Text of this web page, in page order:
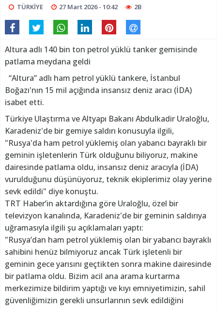
TÜRKİYE 27 Mart 2026 - 10:42 2B
Altura adlı 140 bin ton petrol yüklü tanker gemisinde
patlama meydana geldi
“Altura” adlı ham petrol yüklü tankere, İstanbul
Boğazı'nın 15 mil açığında insansız deniz aracı (İDA)
isabet etti.
Türkiye Ulaştırma ve Altyapı Bakanı Abdulkadir Uraloğlu,
Karadeniz'de bir gemiye saldırı konusuyla ilgili,
"Rusya'da ham petrol yüklemiş olan yabancı bayraklı bir
geminin işletenlerin Türk olduğunu biliyoruz, makine
dairesinde patlama oldu, insansız deniz aracıyla (İDA)
vurulduğunu düşünüyoruz, teknik ekiplerimiz olay yerine
sevk edildi" diye konuştu.
TRT Haber’in aktardığına göre Uraloğlu, özel bir
televizyon kanalında, Karadeniz'de bir geminin saldırıya
uğramasıyla ilgili şu açıklamaları yaptı:
"Rusya’dan ham petrol yüklemiş olan bir yabancı bayraklı
sahibini henüz bilmiyoruz ancak Türk işletenli bir
geminin gece yarısını geçtikten sonra makine dairesinde
bir patlama oldu. Bizim acil ana arama kurtarma
merkezimize bildirim yaptığı ve kıyı emniyetimizin, sahil
güvenliğimizin gerekli unsurlarının sevk edildiğini